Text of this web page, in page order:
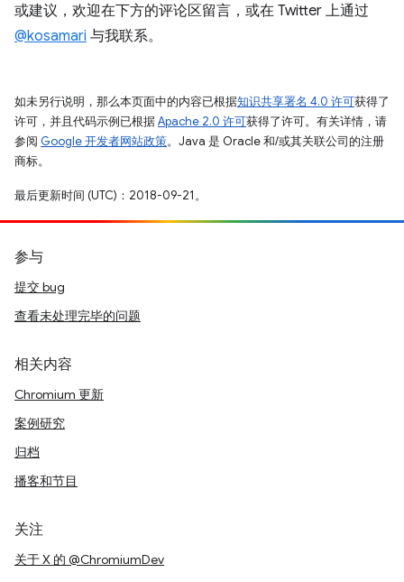
或建议，欢迎在下方的评论区留言，或在 Twitter 上通过
@kosamari 与我联系。
如未另行说明，那么本页面中的内容已根据知识共享署名 4.0 许可获得了
许可，并且代码示例已根据Apache 2.0 许可获得了许可。有关详情，请
参阅 Google 开发者网站政策。Java 是 Oracle 和/或其关联公司的注册
商标。
最后更新时间 (UTC)：2018-09-21。
参与
提交 bug
查看未处理完毕的问题
相关内容
Chromium 更新
案例研究
归档
播客和节目
关注
关于 X 的 @ChromiumDev